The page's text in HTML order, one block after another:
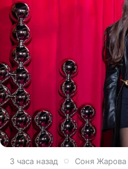
3 часа назад Соня Жарова